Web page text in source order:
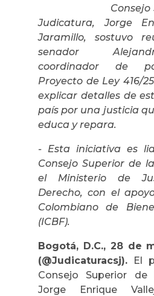
Judicatura, Jorge
Jaramillo, sostuvo
senador
coordinador de
Proyecto de Ley 416/
explicar detalles de
país por una justicia
educa y repara.
- Esta iniciativa es
Consejo Superior de
el Ministerio de
Derecho, con el
Colombiano de
(ICBF).
Bogotá, D.C., 28 de
(@Judicaturacsj). El
Consejo Superior de
Jorge Enrique